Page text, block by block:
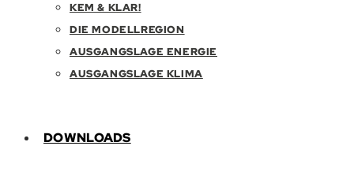
KEM & KLAR!
DIE MODELLREGION
AUSGANGSLAGE ENERGIE
AUSGANGSLAGE KLIMA
DOWNLOADS